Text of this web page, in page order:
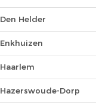
Den Helder
Enkhuizen
Haarlem
Hazerswoude-Dorp